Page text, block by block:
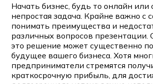
Начать бизнес, будь то онлайн
непростая задача. Крайне важно с
понимать преимущества и
различных вопросов презентации.
это решение может существенно
будущее вашего бизнеса. Хотя
предприниматели стремятся
краткосрочную прибыль, для